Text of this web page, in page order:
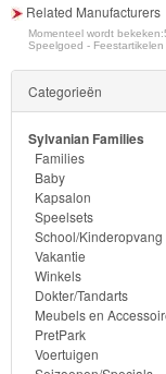
-
Diego
Hello
Kitty
Blaze
Looney
tunes
Minions
Ben
Related Manufacturers
Momenteel wordt bekeken:
Speelgoed -
Categorieën
Sylvanian Families
Families
Baby
Kapsalon
Speelsets
School/Kinderopvang
Vakantie
Winkels
Dokter/Tandarts
Meubels en
PretPark
Voertuigen